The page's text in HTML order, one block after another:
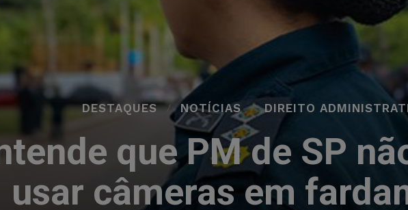
DESTAQUES NOTÍCIAS DIREITO
que PM de SP
usar câmeras em